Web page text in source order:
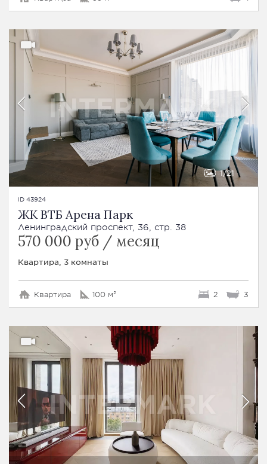
1 21
ID 43924
ЖК ВТБ Арена Парк
Ленинградский проспект, 36, стр. 38
570 000 руб / месяц
Квартира, 3 комнаты
Квартира 100 м² 2 3